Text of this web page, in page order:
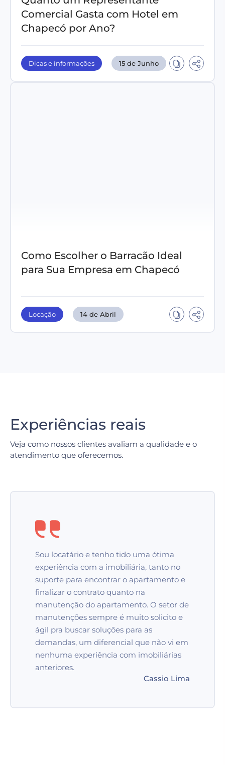
Comercial Gasta com Hotel em
Chapecó por Ano?
Dicas e informações 15 de Junho
Como Escolher o Barracão Ideal
para Sua Empresa em Chapecó
Locação 14 de Abril
Experiências reais
Veja como nossos clientes avaliam a qualidade e o
atendimento que oferecemos.
A atenção e o cuidado no atendimento é
um diferencial na imobiliária Casa
Imóveis, pensando não somente no
proprietário do imóvel como seu cliente
mas também no locatário que também
o é, mediando essas relações com muita
coerência e profissionalismo. De modo
especial, o setor de manutenção, com
profissionais sempre prontos para nos
auxiliar da melhor forma, agilizando e
dando todo suporte. Abraços a toda